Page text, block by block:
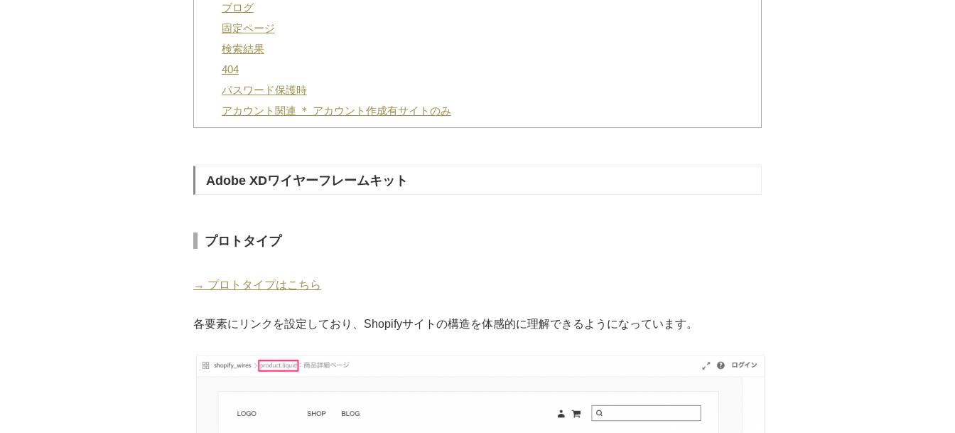
ブログ
固定ページ
検索結果
404
パスワード保護時
アカウント関連 ＊ アカウント作成有サイトのみ
Adobe XDワイヤーフレームキット
プロトタイプ
→ プロトタイプはこちら
各要素にリンクを設定しており、Shopifyサイトの構造を体感的に理解できるようになっています。